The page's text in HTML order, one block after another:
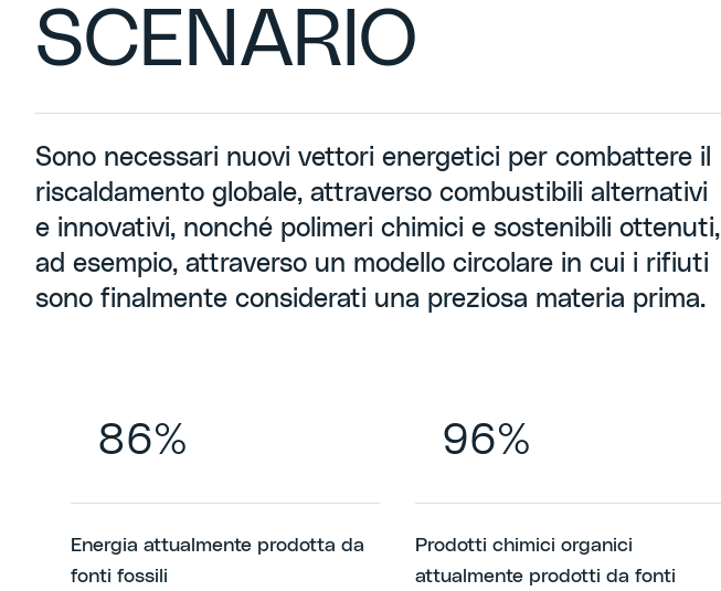
SCENARIO
Sono necessari nuovi vettori energetici per combattere il
riscaldamento globale, attraverso combustibili alternativi
e innovativi, nonché polimeri chimici e sostenibili ottenuti,
ad esempio, attraverso un modello circolare in cui i rifiuti
sono finalmente considerati una preziosa materia prima.
86%
Energia attualmente prodotta da
fonti fossili
96%
Prodotti chimici organici
attualmente prodotti da fonti